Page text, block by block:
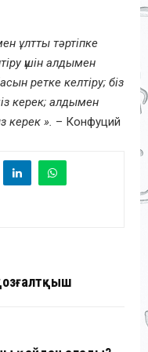
ұлтты тәртіпке
үшін алдымен
ретке келтіру; біз
керек; алдымен
керек ». – Конфуций